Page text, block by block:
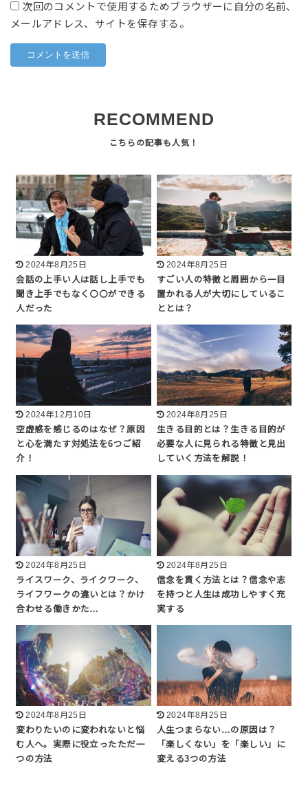
次回のコメントで使用するためブラウザーに自分の名前、
メールアドレス、サイトを保存する。
RECOMMEND
2024年8月25日
会話の上手い人は話し上手でも
聞き上手でもなく〇〇ができる
人だった
2024年8月25日
すごい人の特徴と周囲から一目
置かれる人が大切にしているこ
ととは？
2024年12月10日
空虚感を感じるのはなぜ？原因
と心を満たす対処法を6つご紹
介！
2024年8月25日
生きる目的とは？生きる目的が
必要な人に見られる特徴と見出
していく方法を解説！
2024年8月25日
ライスワーク、ライクワーク、
ライフワークの違いとは？かけ
合わせる働きかた…
2024年8月25日
信念を貫く方法とは？信念や志
を持つと人生は成功しやすく充
実する
2024年8月25日
変わりたいのに変われないと悩
む人へ。実際に役立ったただ一
つの方法
2024年8月25日
人生つまらない…の原因は？
「楽しくない」を「楽しい」に
変える3つの方法